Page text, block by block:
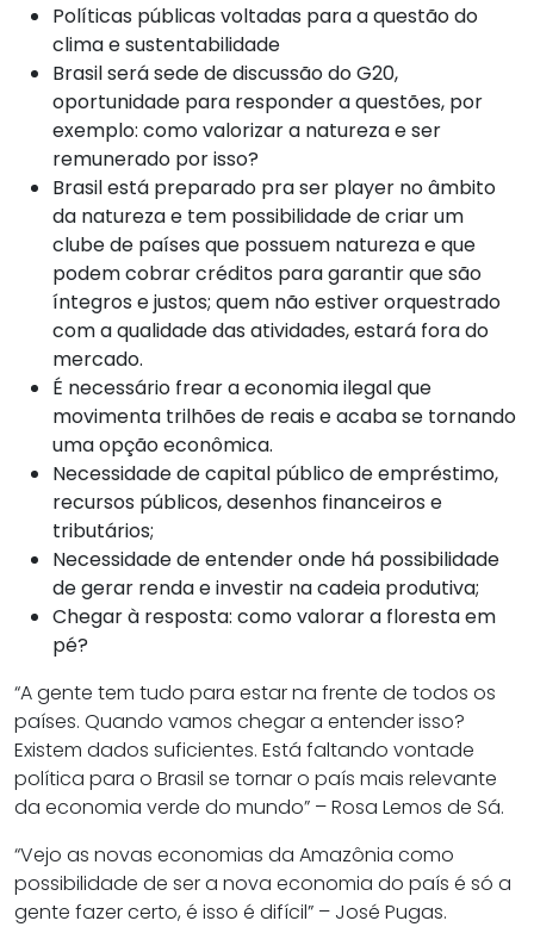
Políticas públicas voltadas para a questão do
clima e sustentabilidade
Brasil será sede de discussão do G20,
oportunidade para responder a questões, por
exemplo: como valorizar a natureza e ser
remunerado por isso?
Brasil está preparado pra ser player no âmbito
da natureza e tem possibilidade de criar um
clube de países que possuem natureza e que
podem cobrar créditos para garantir que são
íntegros e justos; quem não estiver orquestrado
com a qualidade das atividades, estará fora do
mercado.
É necessário frear a economia ilegal que
movimenta trilhões de reais e acaba se tornando
uma opção econômica.
Necessidade de capital público de empréstimo,
recursos públicos, desenhos financeiros e
tributários;
Necessidade de entender onde há possibilidade
de gerar renda e investir na cadeia produtiva;
Chegar à resposta: como valorar a floresta em
pé?
“A gente tem tudo para estar na frente de todos os
países. Quando vamos chegar a entender isso?
Existem dados suficientes. Está faltando vontade
política para o Brasil se tornar o país mais relevante
da economia verde do mundo” – Rosa Lemos de Sá.
“Vejo as novas economias da Amazônia como
possibilidade de ser a nova economia do país é só a
gente fazer certo, é isso é difícil” – José Pugas.